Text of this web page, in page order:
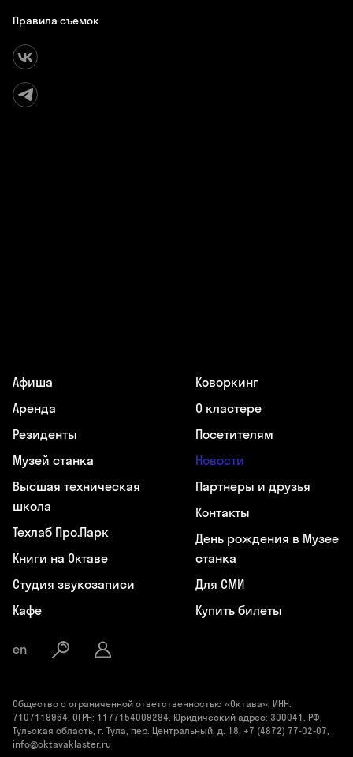
Правила съемок
Афиша
Аренда
Резиденты
Музей станка
Высшая техническая
школа
Техлаб Про.Парк
Книги на Октаве
Студия звукозаписи
Кафе
Коворкинг
О кластере
Посетителям
Новости
Партнеры и друзья
Контакты
День рождения в Музее
станка
Для СМИ
Купить билеты
en
Общество с ограниченной ответственностью «Октава», ИНН:
7107119964, ОГРН: 1177154009284, Юридический адрес: 300041, РФ,
Тульская область, г. Тула, пер. Центральный, д. 18, +7 (4872) 77-02-07,
info@oktavaklaster.ru